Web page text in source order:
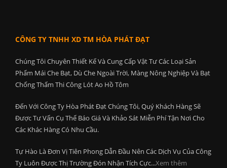
CÔNG TY TNHH XD TM HÒA PHÁT ĐẠT
Chúng Tôi Chuyên Thiết Kế Và Cung Cấp Vật Tư Các Loại Sản
Phẩm Mái Che Bạt, Dù Che Ngoài Trời, Màng Nông Nghiệp Và Bạt
Chống Thấm Thi Công Lót Ao Hồ Tôm
Đến Với Công Ty Hòa Phát Đạt Chúng Tôi, Quý Khách Hàng Sẽ
Được Tư Vấn Cụ Thể Báo Giá Và Khảo Sát Miễn Phí Tận Nơi Cho
Các Khác Hàng Có Nhu Cầu.
Tự Hào Là Đơn Vị Tiên Phong Dẫn Đầu Nên Các Dịch Vụ Của Công
Ty Luôn Được Thị Trường Đón Nhận Tích Cực...Xem thêm